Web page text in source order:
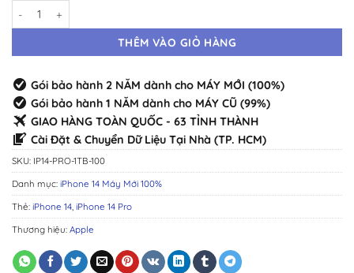
iPhone 14 Pro 1TB Máy Mới · Chính Hãng Chuẩn Zin · Đầy Đủ Màu số
THÊM VÀO GIỎ HÀNG
Gói bảo hành 2 NĂM dành cho MÁY MỚI (100%)
Gói bảo hành 1 NĂM dành cho MÁY CŨ (99%)
GIAO HÀNG TOÀN QUỐC - 63 TỈNH THÀNH
Cài Đặt & Chuyển Dữ Liệu Tại Nhà (TP. HCM)
SKU: IP14-PRO-1TB-100
Danh mục: iPhone 14 Máy Mới 100%
Thẻ: iPhone 14, iPhone 14 Pro
Thương hiệu: Apple